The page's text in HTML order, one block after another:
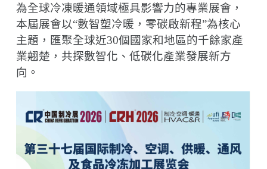
為全球冷凍暖通領域極具影響力的專業展會，
本屆展會以“數智塑冷暖，零碳啟新程”為核心
主題，匯聚全球近30個國家和地區的千餘家產
業翹楚，共探數智化、低碳化產業發展新方
向。